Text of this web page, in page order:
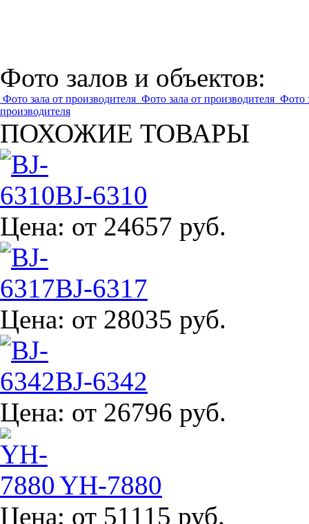
Фото залов и объектов:
Фото зала от производителя Фото зала от производителя Фото
производителя
ПОХОЖИЕ ТОВАРЫ
BJ-6310
Цена: от 24657 руб.
BJ-6317
Цена: от 28035 руб.
BJ-6342
Цена: от 26796 руб.
YH-7880
Цена: от 51115 руб.